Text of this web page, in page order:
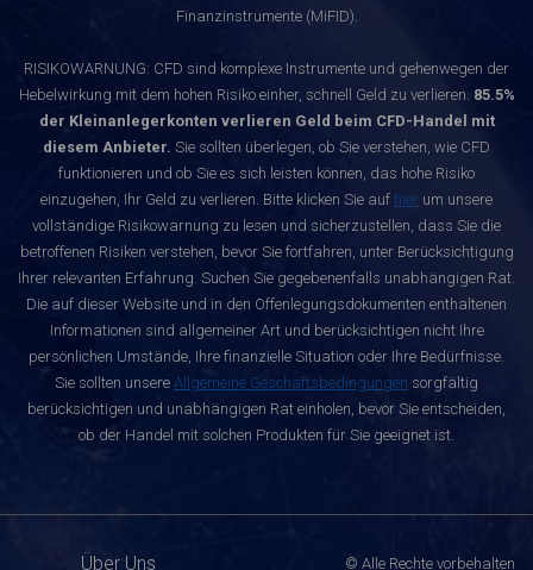
Finanzinstrumente (MiFID).
RISIKOWARNUNG: CFD sind komplexe Instrumente und gehenwegen der
Hebelwirkung mit dem hohen Risiko einher, schnell Geld zu verlieren. 85.5%
der Kleinanlegerkonten verlieren Geld beim CFD-Handel mit
diesem Anbieter. Sie sollten überlegen, ob Sie verstehen, wie CFD
funktionieren und ob Sie es sich leisten können, das hohe Risiko
einzugehen, Ihr Geld zu verlieren. Bitte klicken Sie auf hier um unsere
vollständige Risikowarnung zu lesen und sicherzustellen, dass Sie die
betroffenen Risiken verstehen, bevor Sie fortfahren, unter Berücksichtigung
Ihrer relevanten Erfahrung. Suchen Sie gegebenenfalls unabhängigen Rat.
Die auf dieser Website und in den Offenlegungsdokumenten enthaltenen
Informationen sind allgemeiner Art und berücksichtigen nicht Ihre
persönlichen Umstände, Ihre finanzielle Situation oder Ihre Bedürfnisse.
Sie sollten unsere Allgemeine Geschäftsbedingungen sorgfältig
berücksichtigen und unabhängigen Rat einholen, bevor Sie entscheiden,
ob der Handel mit solchen Produkten für Sie geeignet ist.
Über Uns © Alle Rechte vorbehalten